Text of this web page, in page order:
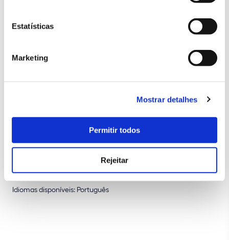
Estatísticas
Marketing
Mostrar detalhes
Permitir todos
Rejeitar
Preçário
Informação adicional
no âmbito das Jornadas Europeias das Artes & Ofícios,
promovidas pelo Institut National des Metiers d’Art.
Idiomas disponíveis: Português